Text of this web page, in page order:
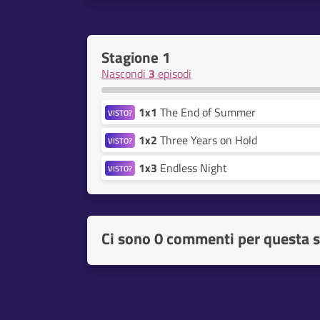
Stagione 1
Nascondi 3 episodi
VISTO? 1x1 The End of Summer
VISTO? 1x2 Three Years on Hold
VISTO? 1x3 Endless Night
Ci sono0 commenti per questa